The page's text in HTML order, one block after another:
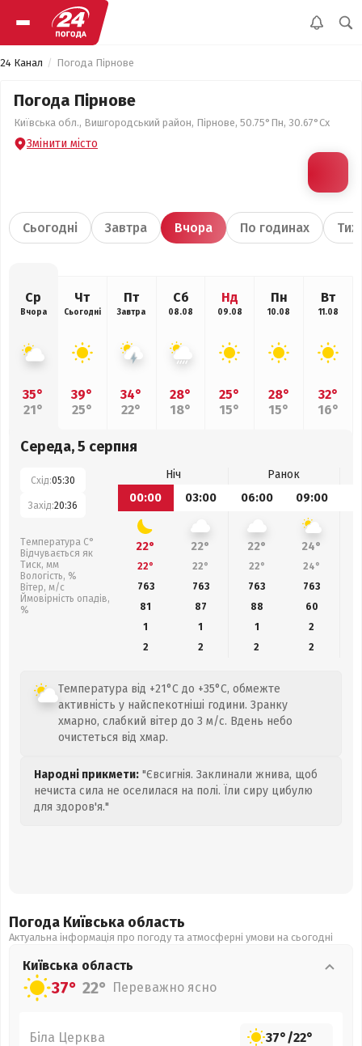
24 Канал Погода Пірнове
Погода Пірнове
Київська обл., Вишгородський район, Пірнове, 50.75°Пн, 30.67°Сх
Змінити місто
Сьогодні Завтра Вчора По годинах
Ср
Вчора
35°
21°
Чт
Сьогодні
39°
25°
Пт
Завтра
34°
22°
Сб
08.08
28°
18°
Нд
09.08
25°
15°
Пн
10.08
28°
15°
Вт
11.08
32°
16°
Середа, 5 серпня
Схід:05:30
Захід:20:36
Температура С°
Відчувається як
Тиск, мм
Вологість, %
Вітер, м/с
Ймовірність опадів,
%
Ніч
Ранок
00:00
03:00 06:00 09:00
22° 22° 22° 24°
22° 22° 22° 24°
763
763 763 763
81
87 88 60
1
1 1
2
2
2 2 2
Температура від +21°C до +35°C, обмежте
активність у найспекотніші години. Зранку
хмарно, слабкий вітер до 3 м/с. Вдень небо
очистеться від хмар.
Народні прикмети: "Євсигнія. Заклинали жнива, щоб
нечиста сила не оселилася на полі. Їли сиру цибулю
для здоров'я."
Погода Київська область
Актуальна інформація про погоду та атмосферні умови на сьогодні
Київська область
37° 22° Переважно ясно
Біла Церква 37°/22°